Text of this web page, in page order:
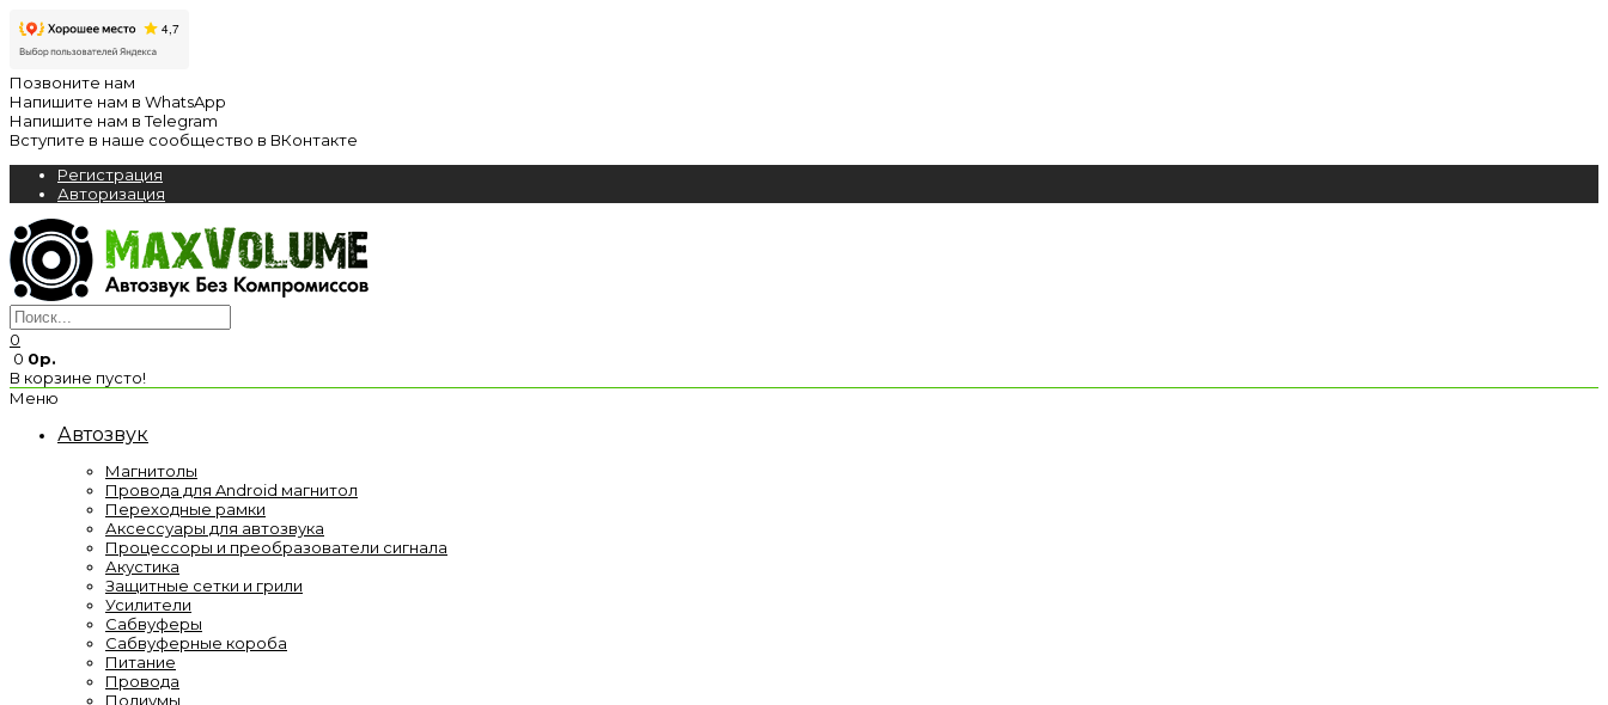
Позвоните нам
Напишите нам в WhatsApp
Напишите нам в Telegram
Вступите в наше сообщество в ВКонтакте
Регистрация
Авторизация
0
0 0р.
В корзине пусто!
Меню
Автозвук
Магнитолы
Провода для Android магнитол
Переходные рамки
Аксессуары для автозвука
Процессоры и преобразователи сигнала
Акустика
Защитные сетки и грили
Усилители
Сабвуферы
Сабвуферные короба
Питание
Провода
Подиумы